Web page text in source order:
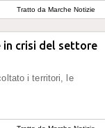
Tratto da Marche Notizie
in crisi del settore
i territori, le